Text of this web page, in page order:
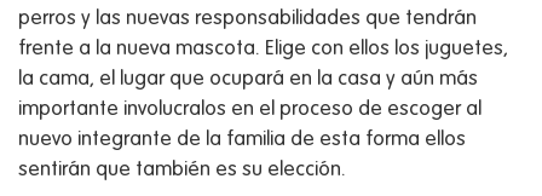
perros y las nuevas responsabilidades que tendrán
frente a la nueva mascota. Elige con ellos los juguetes,
la cama, el lugar que ocupará en la casa y aún más
importante involucralos en el proceso de escoger al
nuevo integrante de la familia de esta forma ellos
sentirán que también es su elección.